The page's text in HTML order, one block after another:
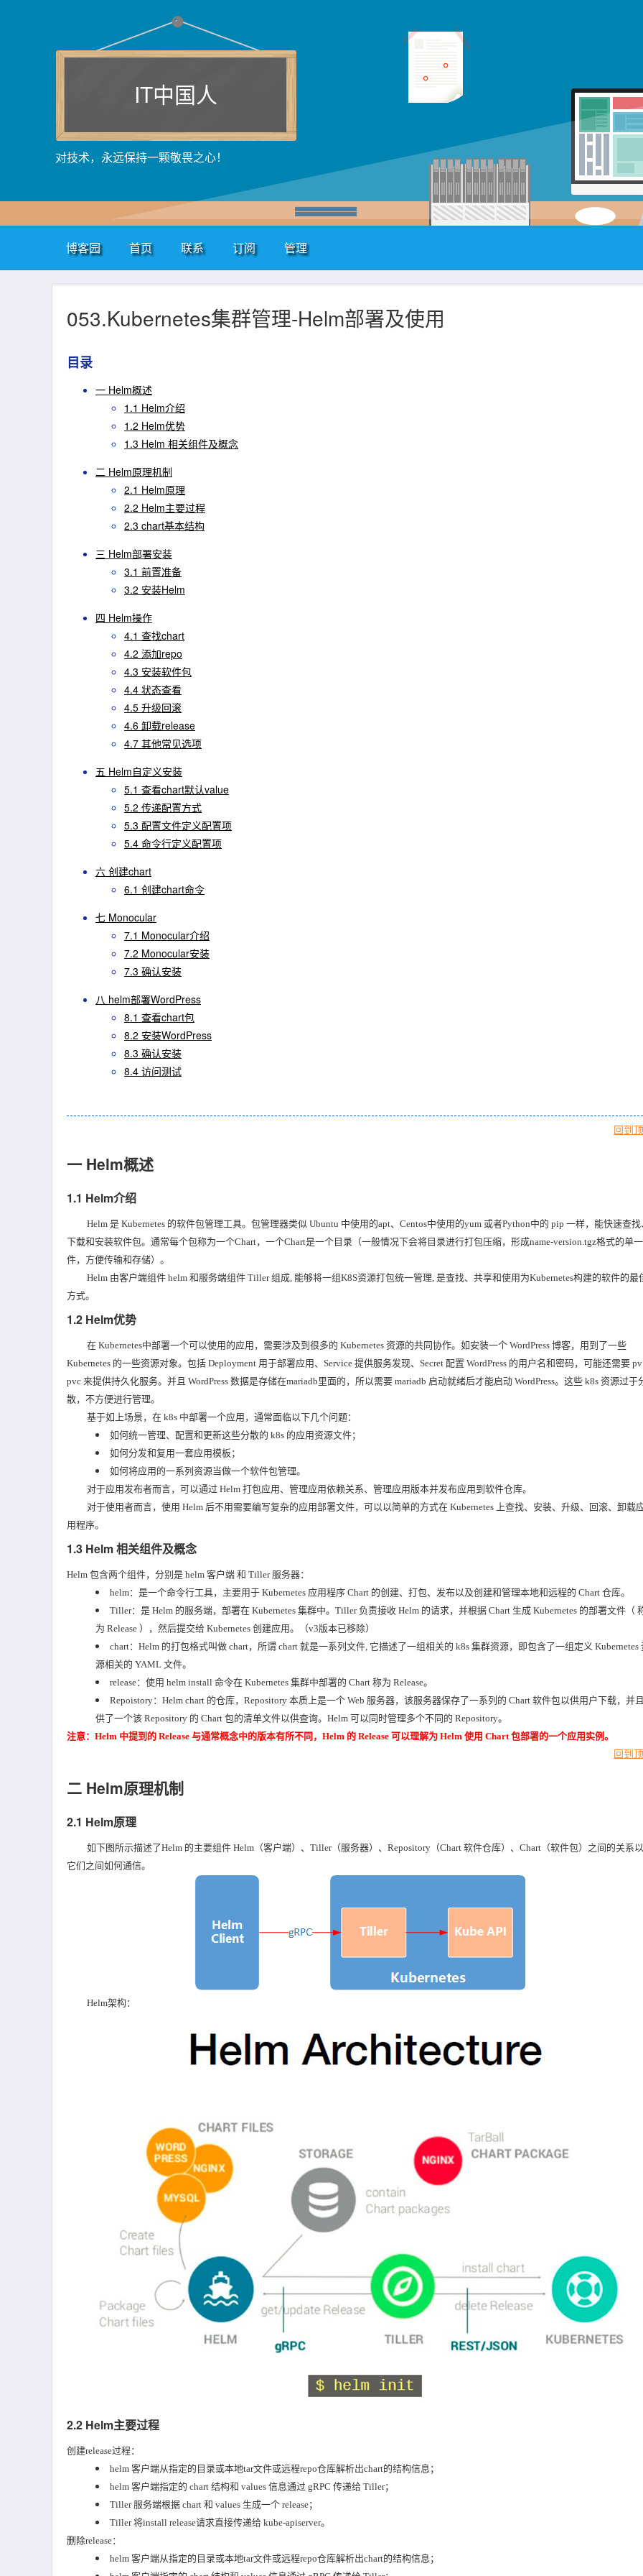
IT中国人
对技术，永远保持一颗敬畏之心！
博客园 首页 联系 订阅 管理
053.Kubernetes集群管理-Helm部署及使用
目录
一 Helm概述
1.1 Helm介绍
1.2 Helm优势
1.3 Helm 相关组件及概念
二 Helm原理机制
2.1 Helm原理
2.2 Helm主要过程
2.3 chart基本结构
三 Helm部署安装
3.1 前置准备
3.2 安装Helm
四 Helm操作
4.1 查找chart
4.2 添加repo
4.3 安装软件包
4.4 状态查看
4.5 升级回滚
4.6 卸载release
4.7 其他常见选项
五 Helm自定义安装
5.1 查看chart默认value
5.2 传递配置方式
5.3 配置文件定义配置项
5.4 命令行定义配置项
六 创建chart
6.1 创建chart命令
七 Monocular
7.1 Monocular介绍
7.2 Monocular安装
7.3 确认安装
八 helm部署WordPress
8.1 查看chart包
8.2 安装WordPress
8.3 确认安装
8.4 访问测试
回到
一 Helm概述
1.1 Helm介绍
Helm 是 Kubernetes 的软件包管理工具。包管理器类似 Ubuntu 中使用的apt、Centos中使用的yum 或者Python中的 pip 一样，能快速查找
下载和安装软件包。通常每个包称为一个Chart，一个Chart是一个目录（一般情况下会将目录进行打包压缩，形成name-version.tgz格式的单
件，方便传输和存储）。
Helm 由客户端组件 helm 和服务端组件 Tiller 组成, 能够将一组K8S资源打包统一管理, 是查找、共享和使用为Kubernetes构建的软件的最
方式。
1.2 Helm优势
在 Kubernetes中部署一个可以使用的应用，需要涉及到很多的 Kubernetes 资源的共同协作。如安装一个 WordPress 博客，用到了一些
Kubernetes 的一些资源对象。包括 Deployment 用于部署应用、Service 提供服务发现、Secret 配置 WordPress 的用户名和密码，可能还需要 pv
pvc 来提供持久化服务。并且 WordPress 数据是存储在mariadb里面的，所以需要 mariadb 启动就绪后才能启动 WordPress。这些 k8s 资源过于
散，不方便进行管理。
基于如上场景，在 k8s 中部署一个应用，通常面临以下几个问题：
如何统一管理、配置和更新这些分散的 k8s 的应用资源文件；
如何分发和复用一套应用模板；
如何将应用的一系列资源当做一个软件包管理。
对于应用发布者而言，可以通过 Helm 打包应用、管理应用依赖关系、管理应用版本并发布应用到软件仓库。
对于使用者而言，使用 Helm 后不用需要编写复杂的应用部署文件，可以以简单的方式在 Kubernetes 上查找、安装、升级、回滚、卸载
用程序。
1.3 Helm 相关组件及概念
Helm 包含两个组件，分别是 helm 客户端 和 Tiller 服务器：
helm：是一个命令行工具，主要用于 Kubernetes 应用程序 Chart 的创建、打包、发布以及创建和管理本地和远程的 Chart 仓库。
Tiller：是 Helm 的服务端，部署在 Kubernetes 集群中。Tiller 负责接收 Helm 的请求，并根据 Chart 生成 Kubernetes 的部署文件（
为 Release ），然后提交给 Kubernetes 创建应用。（v3版本已移除）
chart：Helm 的打包格式叫做 chart，所谓 chart 就是一系列文件, 它描述了一组相关的 k8s 集群资源，即包含了一组定义 Kubernetes
源相关的 YAML 文件。
release：使用 helm install 命令在 Kubernetes 集群中部署的 Chart 称为 Release。
Repoistory：Helm chart 的仓库，Repository 本质上是一个 Web 服务器，该服务器保存了一系列的 Chart 软件包以供用户下载，并
供了一个该 Repository 的 Chart 包的清单文件以供查询。Helm 可以同时管理多个不同的 Repository。
注意：Helm 中提到的 Release 与通常概念中的版本有所不同，Helm 的 Release 可以理解为 Helm 使用 Chart 包部署的一个应用实例。
回到
二 Helm原理机制
2.1 Helm原理
如下图所示描述了Helm 的主要组件 Helm（客户端）、Tiller（服务器）、Repository（Chart 软件仓库）、Chart（软件包）之间的关系
它们之间如何通信。
Helm架构：
2.2 Helm主要过程
创建release过程：
helm 客户端从指定的目录或本地tar文件或远程repo仓库解析出chart的结构信息；
helm 客户端指定的 chart 结构和 values 信息通过 gRPC 传递给 Tiller；
Tiller 服务端根据 chart 和 values 生成一个 release；
Tiller 将install release请求直接传递给 kube-apiserver。
删除release：
helm 客户端从指定的目录或本地tar文件或远程repo仓库解析出chart的结构信息；